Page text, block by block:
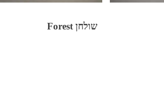
שולחן Forest